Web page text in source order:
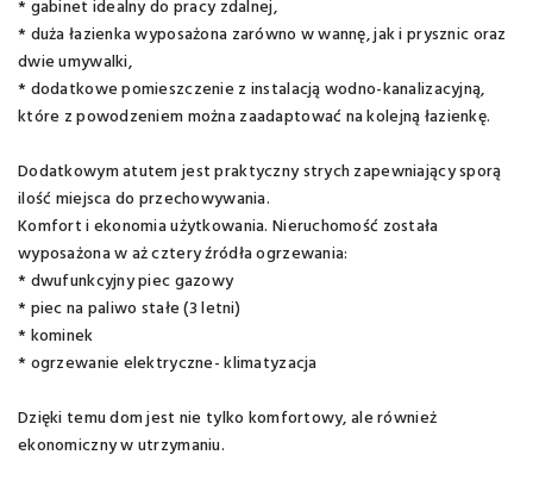
* gabinet idealny do pracy zdalnej,
* duża łazienka wyposażona zarówno w wannę, jak i prysznic oraz
dwie umywalki,
* dodatkowe pomieszczenie z instalacją wodno-kanalizacyjną,
które z powodzeniem można zaadaptować na kolejną łazienkę.
Dodatkowym atutem jest praktyczny strych zapewniający sporą
ilość miejsca do przechowywania.
Komfort i ekonomia użytkowania. Nieruchomość została
wyposażona w aż cztery źródła ogrzewania:
* dwufunkcyjny piec gazowy
* piec na paliwo stałe (3 letni)
* kominek
* ogrzewanie elektryczne- klimatyzacja
Dzięki temu dom jest nie tylko komfortowy, ale również
ekonomiczny w utrzymaniu.